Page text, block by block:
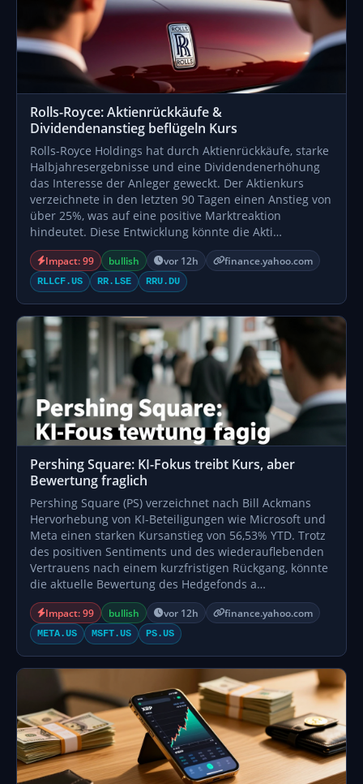
Rolls-Royce: Aktienrückkäufe &
Dividendenanstieg beflügeln Kurs
Rolls-Royce Holdings hat durch Aktienrückkäufe, starke
Halbjahresergebnisse und eine Dividendenerhöhung
das Interesse der Anleger geweckt. Der Aktienkurs
verzeichnete in den letzten 90 Tagen einen Anstieg von
über 25%, was auf eine positive Marktreaktion
hindeutet. Diese Entwicklung könnte die Akti…
Impact: 99 bullish vor 12h finance.yahoo.com
RLLCF.US RR.LSE RRU.DU
Pershing Square: KI-Fokus treibt Kurs, aber
Bewertung fraglich
Pershing Square (PS) verzeichnet nach Bill Ackmans
Hervorhebung von KI-Beteiligungen wie Microsoft und
Meta einen starken Kursanstieg von 56,53% YTD. Trotz
des positiven Sentiments und des wiederauflebenden
Vertrauens nach einem kurzfristigen Rückgang, könnte
die aktuelle Bewertung des Hedgefonds a…
Impact: 99 bullish vor 12h finance.yahoo.com
META.US MSFT.US PS.US